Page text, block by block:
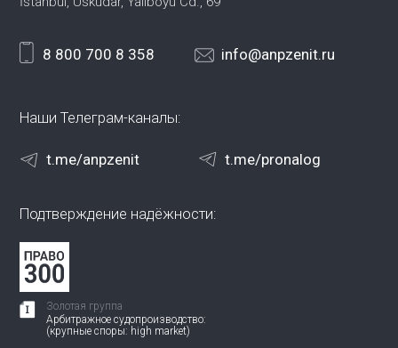
8 800 700 8 358 info@anpzenit.ru
Наши Телеграм-каналы:
t.me/anpzenit t.me/pronalog
Подтверждение надёжности:
Золотая группа
Арбитражное судопроизводство:
(крупные споры: high market)